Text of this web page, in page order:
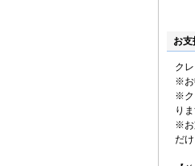
お
ク
※お
※ク
りま
※お
だけ